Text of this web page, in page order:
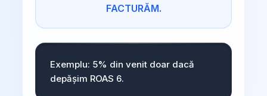
FACTURĂM.
Exemplu: 5% din venit doar dacă
depășim ROAS 6.